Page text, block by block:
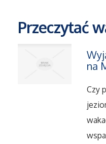
Przeczytać
na
Czy